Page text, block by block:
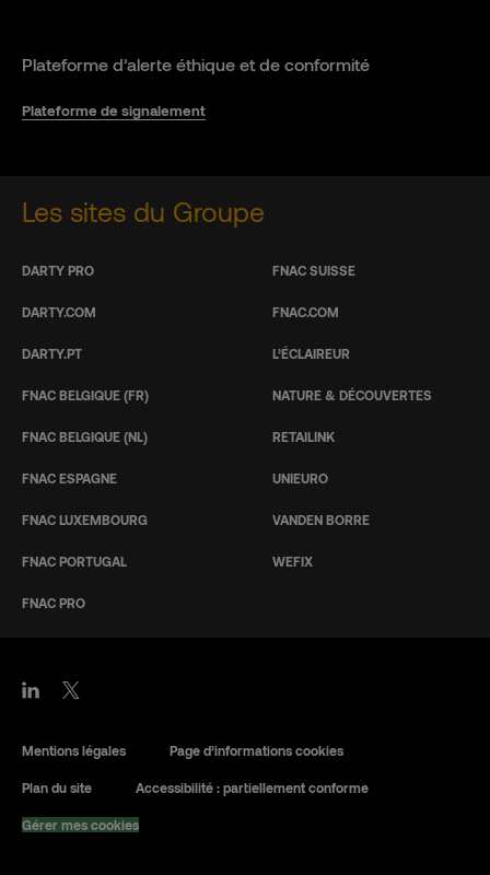
Plateforme d’alerte éthique et de conformité
Plateforme de signalement
Les sites du Groupe
DARTY PRO
DARTY.COM
DARTY.PT
FNAC BELGIQUE (FR)
FNAC BELGIQUE (NL)
FNAC ESPAGNE
FNAC LUXEMBOURG
FNAC PORTUGAL
FNAC PRO
FNAC SUISSE
FNAC.COM
L’ÉCLAIREUR
NATURE & DÉCOUVERTES
RETAILINK
UNIEURO
VANDEN BORRE
WEFIX
Mentions légales Page d’informations cookies
Plan du site Accessibilité : partiellement conforme
Gérer mes cookies